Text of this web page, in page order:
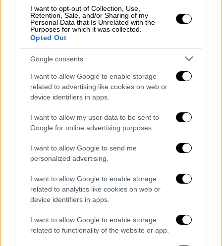
I want to opt-out of Collection, Use,
Retention, Sale, and/or Sharing of my
Personal Data that Is Unrelated with the
Purposes for which it was collected.
Opted Out
Google consents
I want to allow Google to enable storage
related to advertising like cookies on web or
device identifiers in apps.
I want to allow my user data to be sent to
Google for online advertising purposes.
I want to allow Google to send me
personalized advertising.
I want to allow Google to enable storage
related to analytics like cookies on web or
device identifiers in apps.
I want to allow Google to enable storage
related to functionality of the website or app.
ύπαρξη φορολογικών παραστατικών σχετικά
με την προέλευσή τους και την επ’ αυτών
επιμέτρηση φόρων, με αποτέλεσμα να
νοούνται ως λαθρεμπορεύματα».
Το σκεπτικό αναφέρεται και στις ράβδους
χρυσού που βρέθηκαν σε λεωφορείο. «Οι
κατηγορούμενοι αποπειράθηκαν να εξάγουν
λαθραία μέσω τουριστικού λεωφορείου,
χωρίς την υποβολή της
αναγκαίας διασάφησης εξαγωγής και χωρίς
να διαθέτουν φορολογικά παραστατικά»
εξηγούν σχετικά με τους αναλογούντες
καταβάλλει.
Οι δικαστές τονίζουν επίσης, ότι κανείς από
τους κατηγορουμένους δεν εξήγησε την
προέλευση των κατασχεθέντων, ενώ